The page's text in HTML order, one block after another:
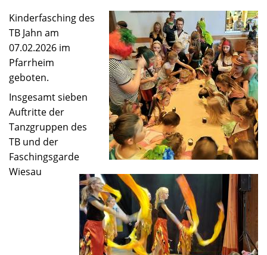
Kinderfasching des
TB Jahn am
07.02.2026 im
Pfarrheim
geboten.
Insgesamt sieben
Auftritte der
Tanzgruppen des
TB und der
Faschingsgarde
Wiesau